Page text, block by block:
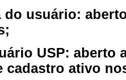
do usuário:
USP: aberto
cadastro ativo